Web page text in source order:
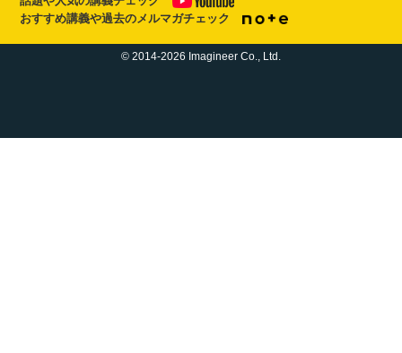
おすすめ講義や過去のメルマガチェック
© 2014-2026 Imagineer Co., Ltd.